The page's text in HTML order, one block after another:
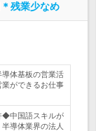
残業少なめ
体基板の営業活
ができるお仕事
◆中国語スキルが
導体業界の法人